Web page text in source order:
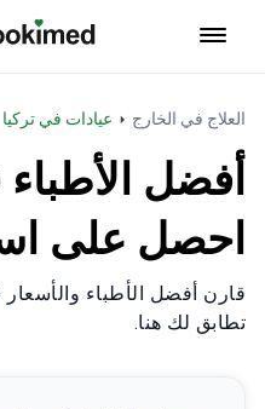
العلاج في الخارج عيادات في تركيا
أفضل
احصل على
قارن أفضل الأطباء
تطابق لك هنا.